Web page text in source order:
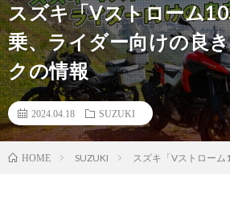
スズキ「Vストローム
乗、ライダー向けの良
クの情報
2024.04.18 SUZUKI
HOME SUZUKI スズキ「Vストロー